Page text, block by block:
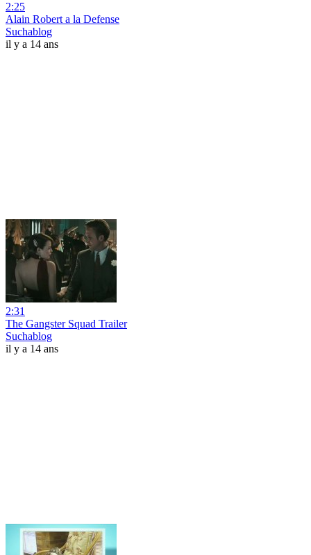
2:25
Alain Robert a la Defense
Suchablog
il y a 14 ans
2:31
The Gangster Squad Trailer
Suchablog
il y a 14 ans